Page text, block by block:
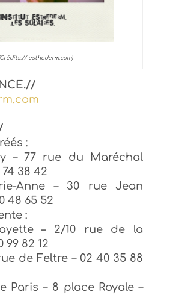
esthederm.com)
:
– 77 rue du Maréchal
38 42
Anne – 30 rue Jean
48 65 52
:
– 2/10 rue de la
99 82 12
de Feltre – 02 40 35 88
Paris – 8 place Royale –